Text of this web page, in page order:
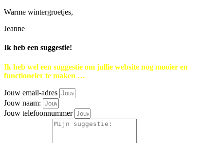
Warme wintergroetjes,
Jeanne
Ik heb een suggestie!
Ik heb wel een suggestie om jullie website nog mooier en
functioneler te maken …
Jouw email-adres
Jouw naam:
Jouw telefoonnummer